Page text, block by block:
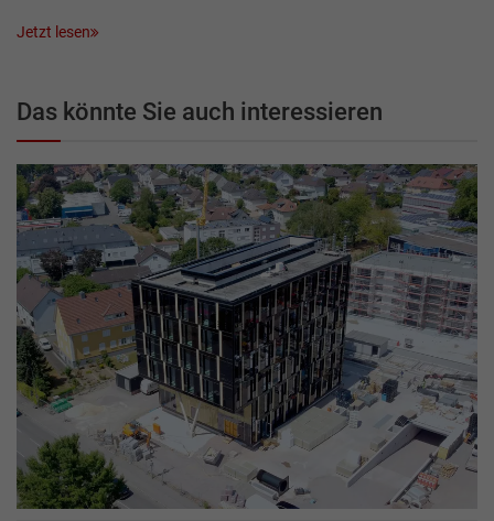
Jetzt lesen
Das könnte Sie auch interessieren